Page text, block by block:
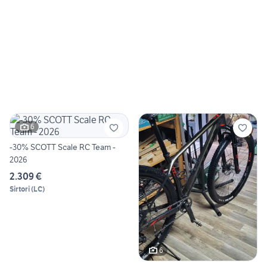
6
-30% SCOTT Scale RC Team -
2026
2.309 €
Sirtori(LC)
6